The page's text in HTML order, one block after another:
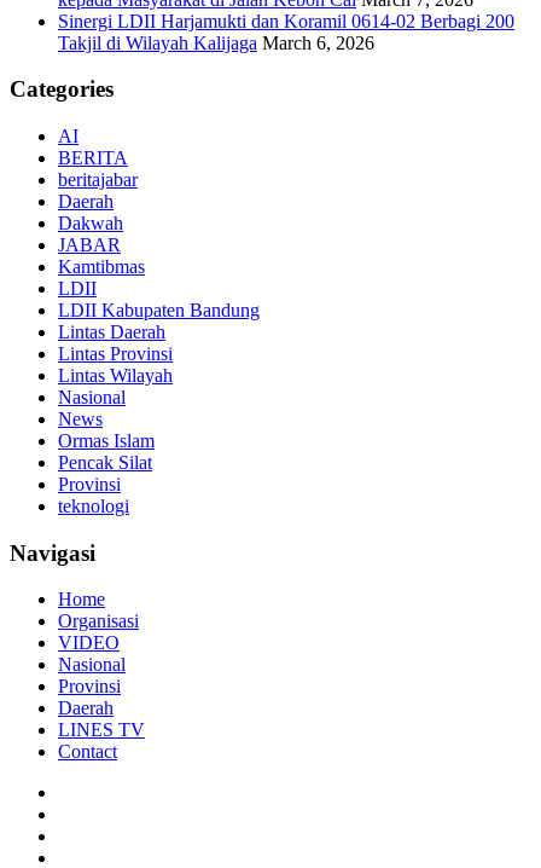
Sinergi LDII Harjamukti dan Koramil 0614-02 Berbagi 200
Takjil di Wilayah Kalijaga March 6, 2026
Categories
AI
BERITA
beritajabar
Daerah
Dakwah
JABAR
Kamtibmas
LDII
LDII Kabupaten Bandung
Lintas Daerah
Lintas Provinsi
Lintas Wilayah
Nasional
News
Ormas Islam
Pencak Silat
Provinsi
teknologi
Navigasi
Home
Organisasi
VIDEO
Nasional
Provinsi
Daerah
LINES TV
Contact